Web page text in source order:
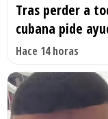
Tras perder a
cubana pide
Hace 14 horas